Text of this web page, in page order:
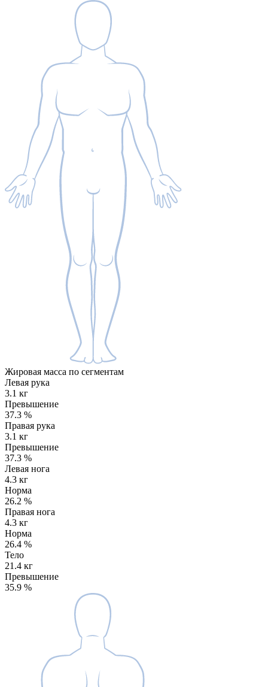
Жировая масса по сегментам
Левая рука
3.1 кг
Превышение
37.3 %
Правая рука
3.1 кг
Превышение
37.3 %
Левая нога
4.3 кг
Норма
26.2 %
Правая нога
4.3 кг
Норма
26.4 %
Тело
21.4 кг
Превышение
35.9 %